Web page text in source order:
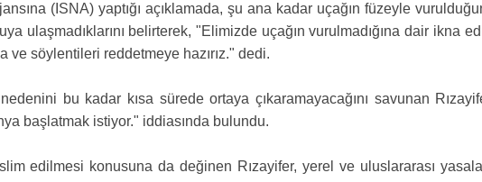
(ISNA) yaptığı açıklamada, şu ana kadar uçağın füzeyle
ulaşmadıklarını belirterek, "Elimizde uçağın vurulmadığına dair ikna
ve söylentileri reddetmeye hazırız." dedi.
bu kadar kısa sürede ortaya çıkaramayacağını savunan
başlatmak istiyor." iddiasında bulundu.
edilmesi konusuna da değinen Rızayifer, yerel ve uluslararası